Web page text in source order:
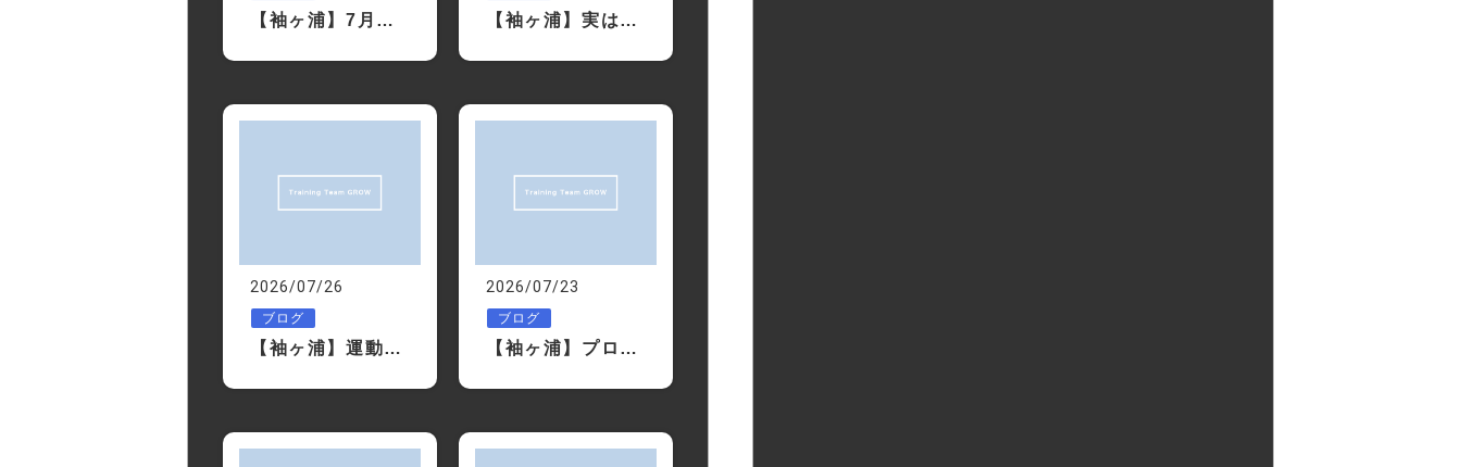
【袖ヶ浦】7月を振り返ってみませんか？あなたの体は1ヶ月前より変わりましたか？ 【袖ヶ浦】実は体重よりも○○を見る人の方が成功します｜ダイエットが続く人の共通点
2026/07/26
ブログ
【袖ヶ浦】運動が苦手な人ほどパーソナルジムをおすすめする理由
2026/07/23
ブログ
【袖ヶ浦】プロテインって本当に必要？女性から一番多い質問にお答えします